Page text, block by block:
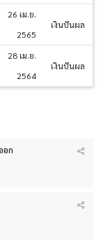
26 เม.ย.
2565
เงินปันผล
28 เม.ย.
2564
เงินปันผล
อก